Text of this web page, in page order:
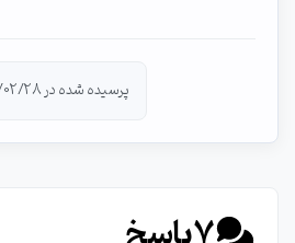
پرسیده شده در 1395/02/28 توسط